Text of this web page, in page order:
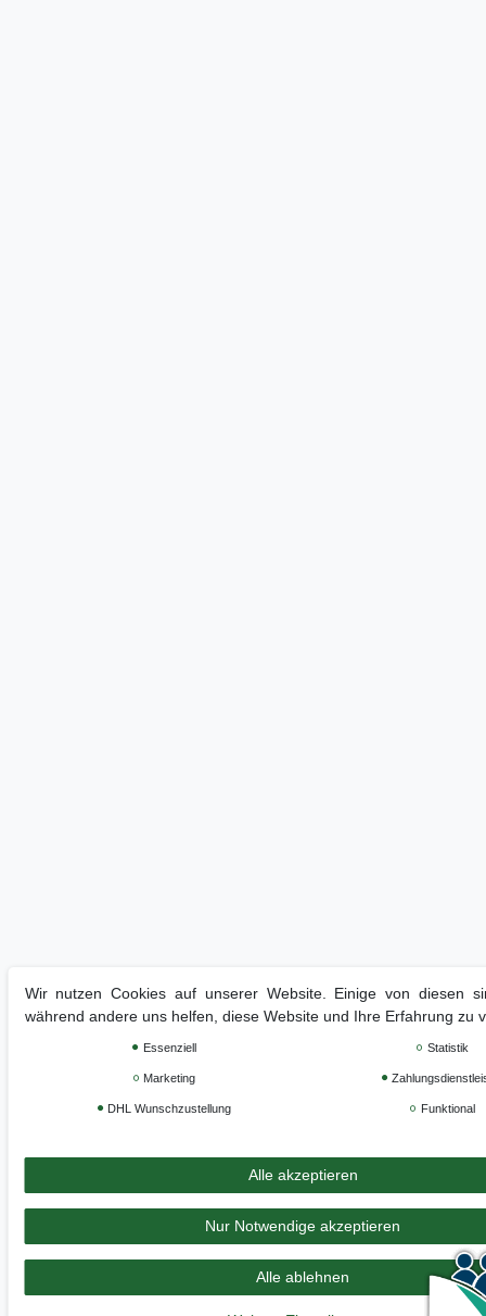
Wir nutzen Cookies auf unserer Website. Einige von diesen
während andere uns helfen, diese Website und Ihre Erfahrung zu
Essenziell Statistik
Marketing
DHL Wunschzustellung Funktional
Alle akzeptieren
Nur Notwendige akzeptieren
Alle ablehnen